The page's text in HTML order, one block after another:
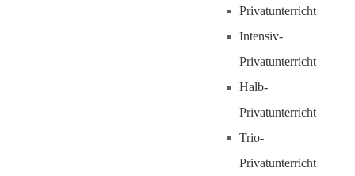
Privatunterricht
Intensiv-
Privatunterricht
Halb-
Privatunterricht
Trio-
Privatunterricht